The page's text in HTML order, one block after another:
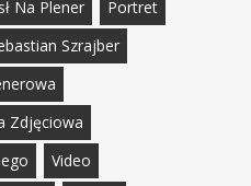
Na Plener
Portret
Szrajber
Zdjęciowa
Video